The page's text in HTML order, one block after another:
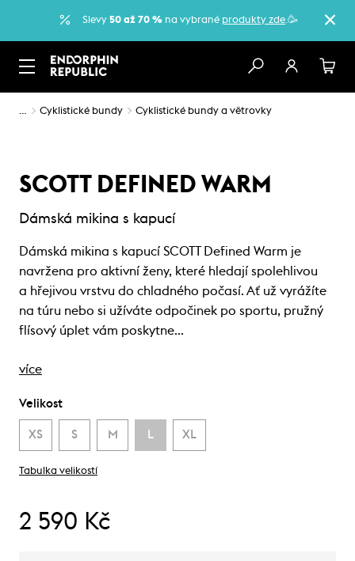
Slevy 50 až 70 % na vybrané produkty zde.🥳
… Cyklistické bundy Cyklistické bundy a větrovky
SCOTT DEFINED WARM
Dámská mikina s kapucí
Dámská mikina s kapucí SCOTT Defined Warm je
navržena pro aktivní ženy, které hledají spolehlivou
a hřejivou vrstvu do chladného počasí. Ať už vyrážíte
na túru nebo si užíváte odpočinek po sportu, pružný
flísový úplet vám poskytne…
více
Velikost
XS S M L XL
Tabulka velikostí
2 590 Kč